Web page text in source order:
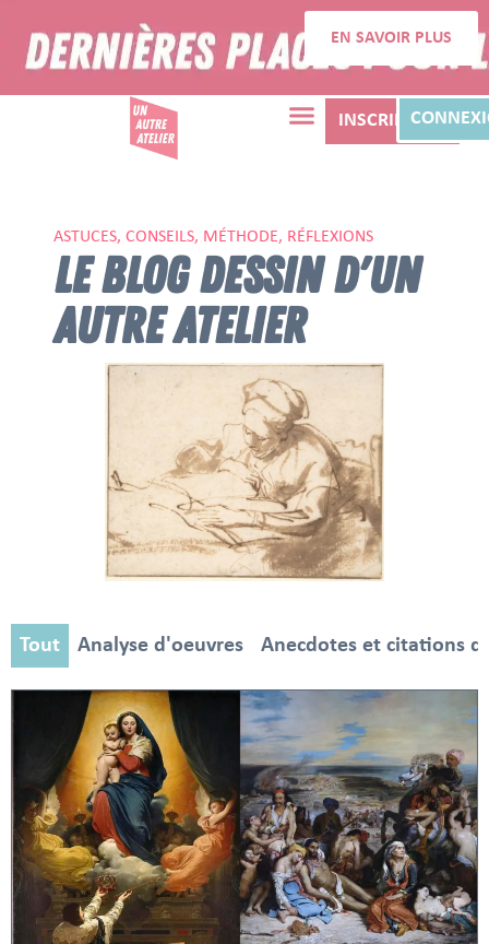
EN SAVOIR PLUS
INSCRIPTION
ASTUCES, CONSEILS, MÉTHODE, RÉFLEXIONS
LE BLOG DESSIN D'UN
AUTRE ATELIER
Analyse d'oeuvres Anecdotes et citations
Tout